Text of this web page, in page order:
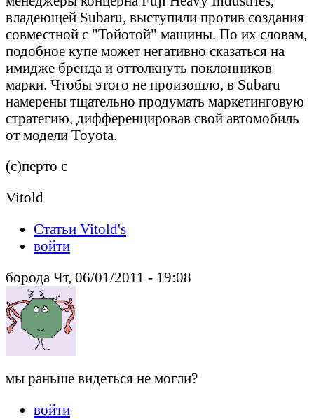
владеющей Subaru, выступили против создания
совместной с "Тойотой" машины. По их словам,
подобное купе может негативно сказаться на
имидже бренда и оттолкнуть поклонников
марки. Чтобы этого не произошло, в Subaru
намерены тщательно продумать маркетинговую
стратегию, дифференцировав свой автомобиль
от модели Toyota.
(с)перто с
Vitold
Статьи Vitold's
войти
борода Чт, 06/01/2011 - 19:08
мы раньше видеться не могли?
войти